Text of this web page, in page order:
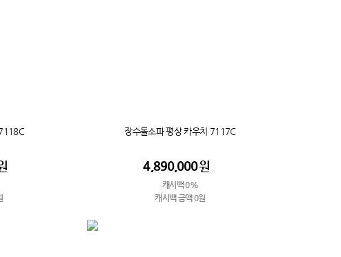
장수돌소파 평상 카우치 7117C
4,890,000원
캐시백 0%
캐시백 금액 0원